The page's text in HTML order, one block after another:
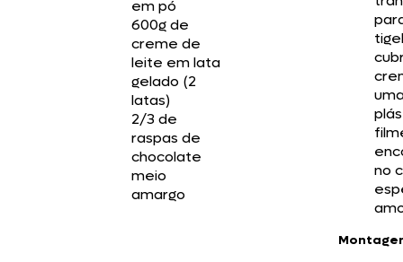
em pó
600g de
creme de
leite em lata
gelado (2
latas)
2/3 de
raspas de
chocolate
meio
amargo
no